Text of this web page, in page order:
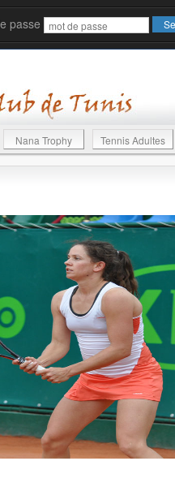
passe
Nana Trophy Tennis Adultes